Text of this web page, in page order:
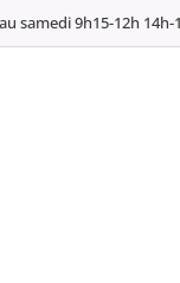
samedi 9h15-12h 14h-